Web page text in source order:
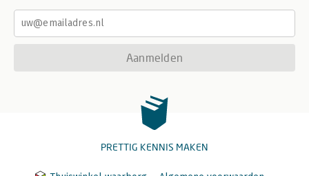
Aanmelden
PRETTIG KENNIS MAKEN